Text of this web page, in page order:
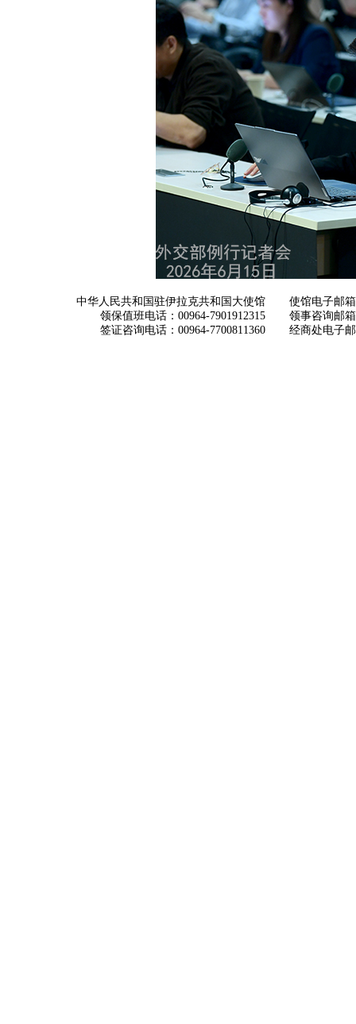
中华人民共和国驻伊拉克共和国大使馆
领保值班电话：00964-7901912315
签证咨询电话：00964-7700811360
使馆电子邮箱
领事咨询邮箱
经商处电子